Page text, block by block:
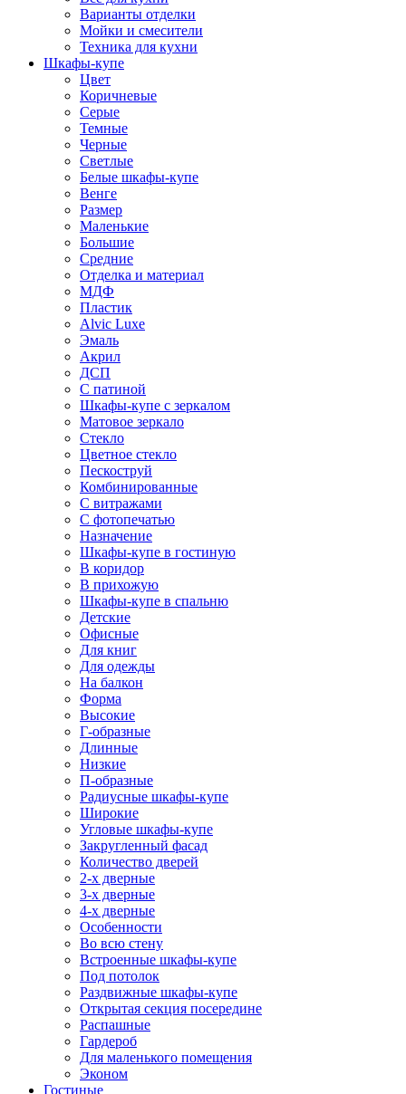
Варианты отделки
Мойки и смесители
Техника для кухни
Шкафы-купе
Цвет
Коричневые
Серые
Темные
Черные
Светлые
Белые шкафы-купе
Венге
Размер
Маленькие
Большие
Средние
Отделка и материал
МДФ
Пластик
Alvic Luxe
Эмаль
Акрил
ДСП
С патиной
Шкафы-купе с зеркалом
Матовое зеркало
Стекло
Цветное стекло
Пескоструй
Комбинированные
С витражами
С фотопечатью
Назначение
Шкафы-купе в гостиную
В коридор
В прихожую
Шкафы-купе в спальню
Детские
Офисные
Для книг
Для одежды
На балкон
Форма
Высокие
Г-образные
Длинные
Низкие
П-образные
Радиусные шкафы-купе
Широкие
Угловые шкафы-купе
Закругленный фасад
Количество дверей
2-х дверные
3-х дверные
4-х дверные
Особенности
Во всю стену
Встроенные шкафы-купе
Под потолок
Раздвижные шкафы-купе
Открытая секция посередине
Распашные
Гардероб
Для маленького помещения
Эконом
Гостиные